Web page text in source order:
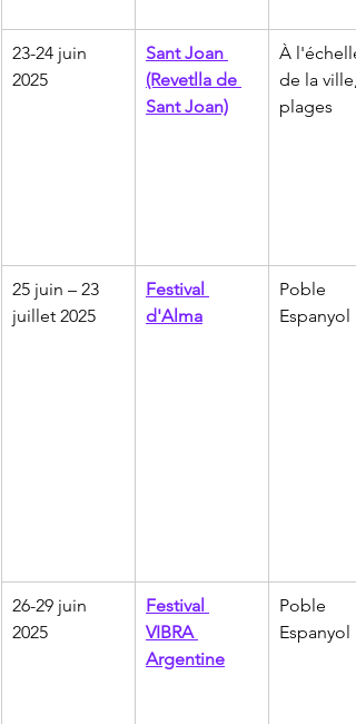
23-24 juin
2025
Sant Joan
(Revetlla de
Sant Joan)
À l'échelle
de la ville,
plages
25 juin – 23
juillet 2025
Festival
d'Alma
Poble
Espanyol
26-29 juin
2025
Festival
VIBRA
Argentine
Poble
Espanyol